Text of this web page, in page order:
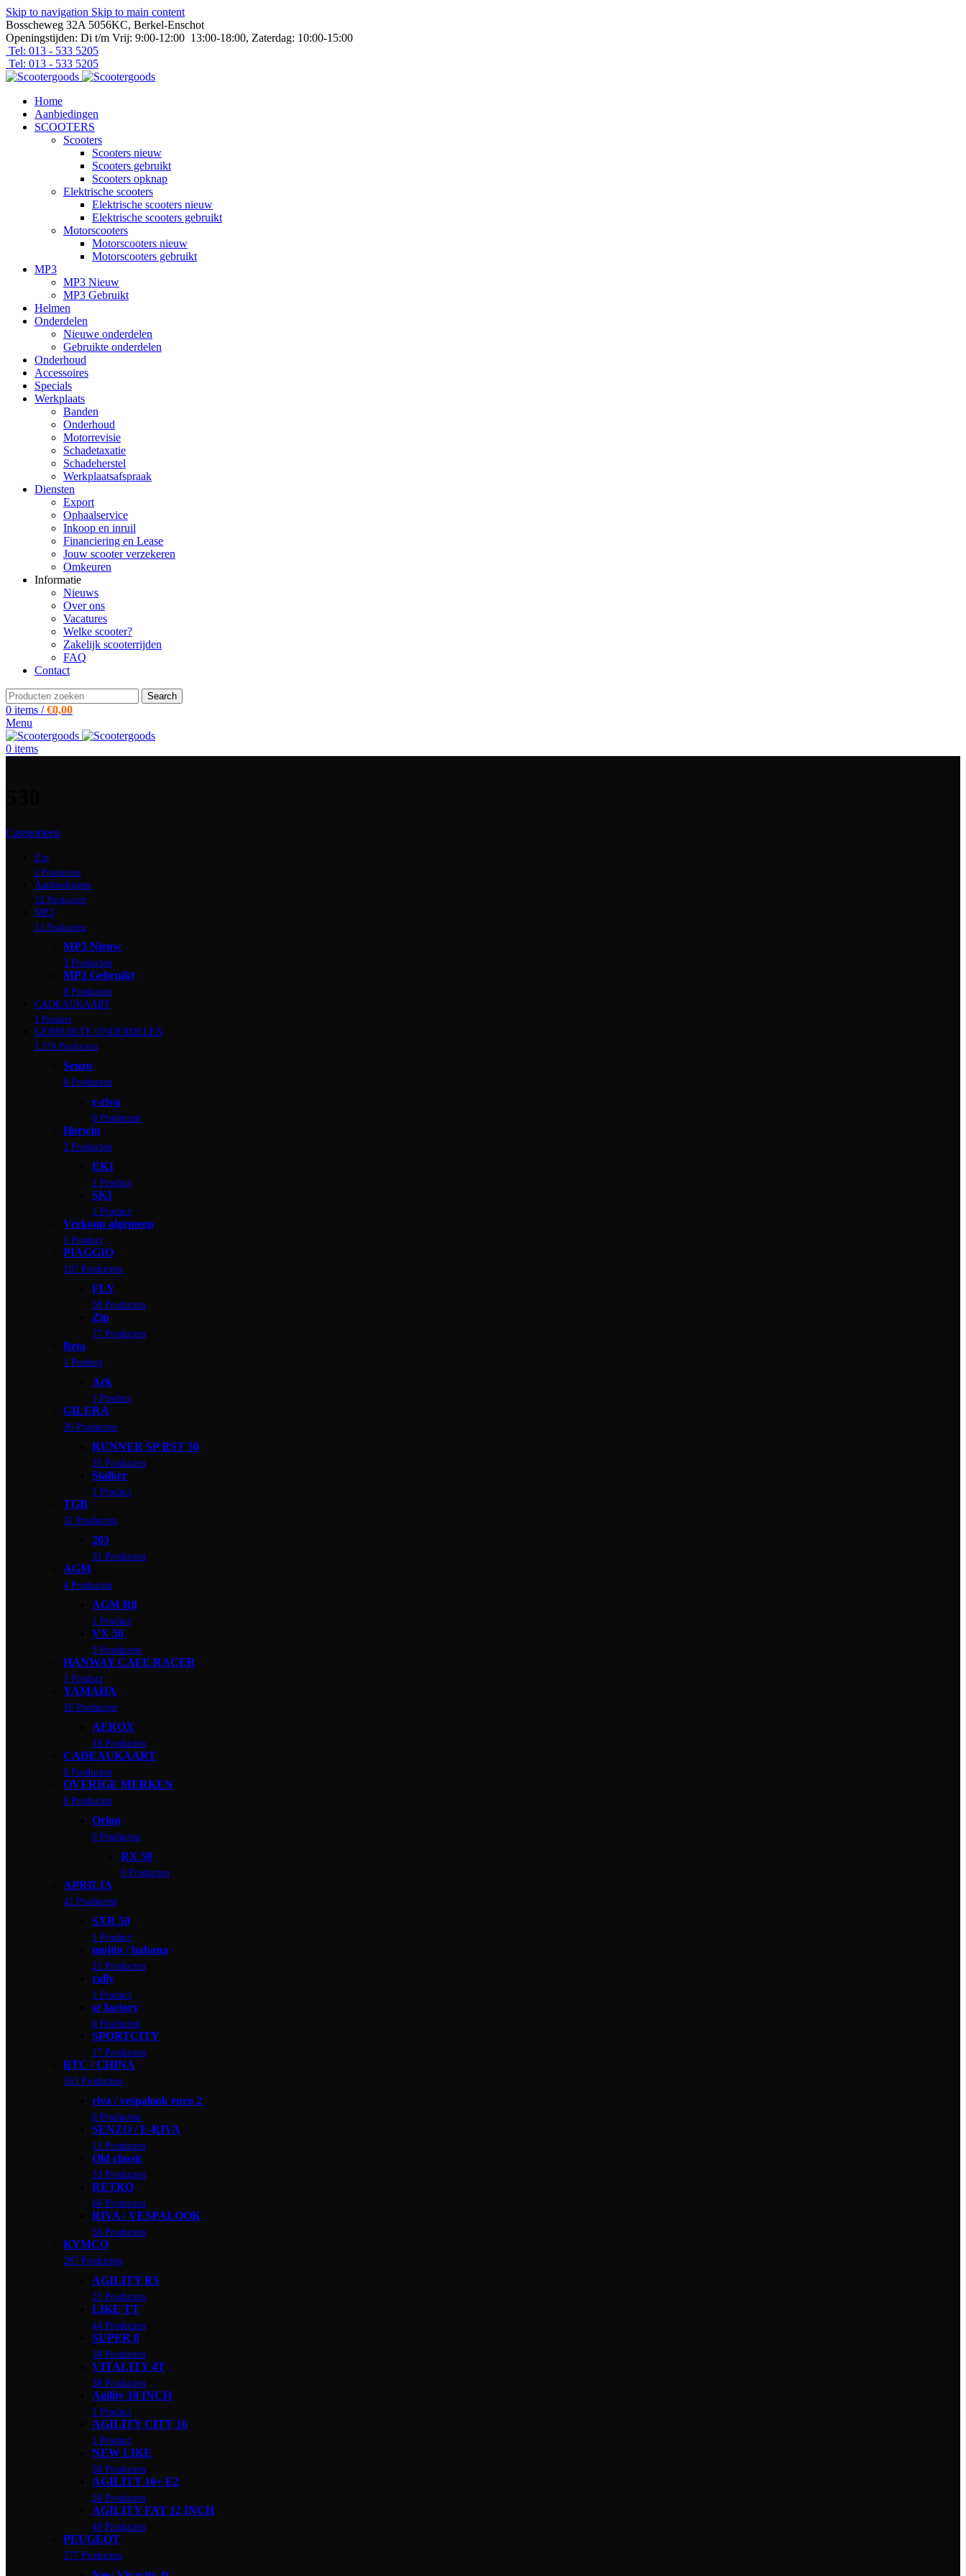
Skip to navigation Skip to main content
Bosscheweg 32A 5056KC, Berkel-Enschot
Openingstijden: Di t/m Vrij: 9:00-12:00 13:00-18:00, Zaterdag: 10:00-15:00
Tel: 013 - 533 5205
Tel: 013 - 533 5205
Home
Aanbiedingen
SCOOTERS
Scooters
Scooters nieuw
Scooters gebruikt
Scooters opknap
Elektrische scooters
Elektrische scooters nieuw
Elektrische scooters gebruikt
Motorscooters
Motorscooters nieuw
Motorscooters gebruikt
MP3
MP3 Nieuw
MP3 Gebruikt
Helmen
Onderdelen
Nieuwe onderdelen
Gebruikte onderdelen
Onderhoud
Accessoires
Specials
Werkplaats
Banden
Onderhoud
Motorrevisie
Schadetaxatie
Schadeherstel
Werkplaatsafspraak
Diensten
Export
Ophaalservice
Inkoop en inruil
Financiering en Lease
Jouw scooter verzekeren
Omkeuren
Informatie
Nieuws
Over ons
Vacatures
Welke scooter?
Zakelijk scooterrijden
FAQ
Contact
Search
0 items / €0,00
Menu
0 items
Categorieen
Zip
2 Producten
Aanbiedingen
32 Producten
MP3
11 Producten
MP3 Nieuw
3 Producten
MP3 Gebruikt
8 Producten
CADEAUKAART
1 Product
GEBRUIKTE ONDERDELEN
1.376 Producten
Senzo
0 Producten
e-riva
0 Producten
Horwin
2 Producten
EK1
1 Product
SK1
1 Product
Verkoop algemeen
1 Product
PIAGGIO
107 Producten
FLY
30 Producten
Zip
77 Producten
Beta
1 Product
Ark
1 Product
GILERA
36 Producten
RUNNER SP RST 50
35 Producten
Stalker
1 Product
TGB
31 Producten
203
31 Producten
AGM
4 Producten
AGM R8
1 Product
VX 50
3 Producten
HANWAY CAFE RACER
1 Product
YAMAHA
18 Producten
AEROX
18 Producten
CADEAUKAART
0 Producten
OVERIGE MERKEN
0 Producten
Orion
0 Producten
RX 50
0 Producten
APRILIA
42 Producten
SXR 50
1 Product
mojito / habana
21 Producten
rally
1 Product
sr factory
0 Producten
SPORTCITY
17 Producten
BTC / CHINA
163 Producten
riva / vespalook euro 2
0 Producten
SENZO / E-RIVA
13 Producten
Old classic
33 Producten
RETRO
60 Producten
RIVA / VESPALOOK
56 Producten
KYMCO
287 Producten
AGILITY RS
31 Producten
LIKE TT
44 Producten
SUPER 8
38 Producten
VITALITY 4T
38 Producten
Agility 10 INCH
1 Product
AGILITY CITY 16
1 Product
NEW LIKE
58 Producten
AGILITY 16+ E2
26 Producten
AGILITY FAT 12 INCH
49 Producten
PEUGEOT
277 Producten